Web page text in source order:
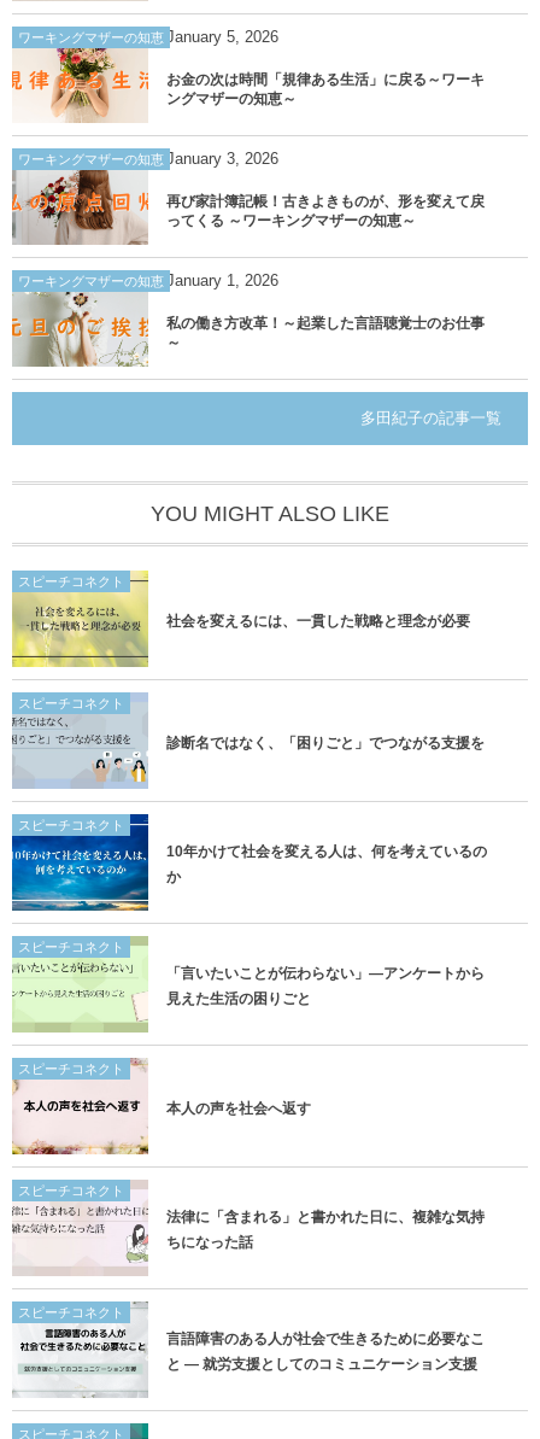
ワーキングマザーの知恵 January 5, 2026
お金の次は時間「規律ある生活」に戻る～ワーキ
ングマザーの知恵～
ワーキングマザーの知恵 January 3, 2026
再び家計簿記帳！古きよきものが、形を変えて戻
ってくる ～ワーキングマザーの知恵～
ワーキングマザーの知恵 January 1, 2026
私の働き方改革！～起業した言語聴覚士のお仕事
～
多田紀子の記事一覧
YOU MIGHT ALSO LIKE
スピーチコネクト
社会を変えるには、一貫した戦略と理念が必要
スピーチコネクト
診断名ではなく、「困りごと」でつながる支援を
スピーチコネクト
10年かけて社会を変える人は、何を考えているの
か
スピーチコネクト
「言いたいことが伝わらない」―アンケートから
見えた生活の困りごと
スピーチコネクト
本人の声を社会へ返す
スピーチコネクト
法律に「含まれる」と書かれた日に、複雑な気持
ちになった話
スピーチコネクト
言語障害のある人が社会で生きるために必要なこ
と ― 就労支援としてのコミュニケーション支援
スピーチコネクト